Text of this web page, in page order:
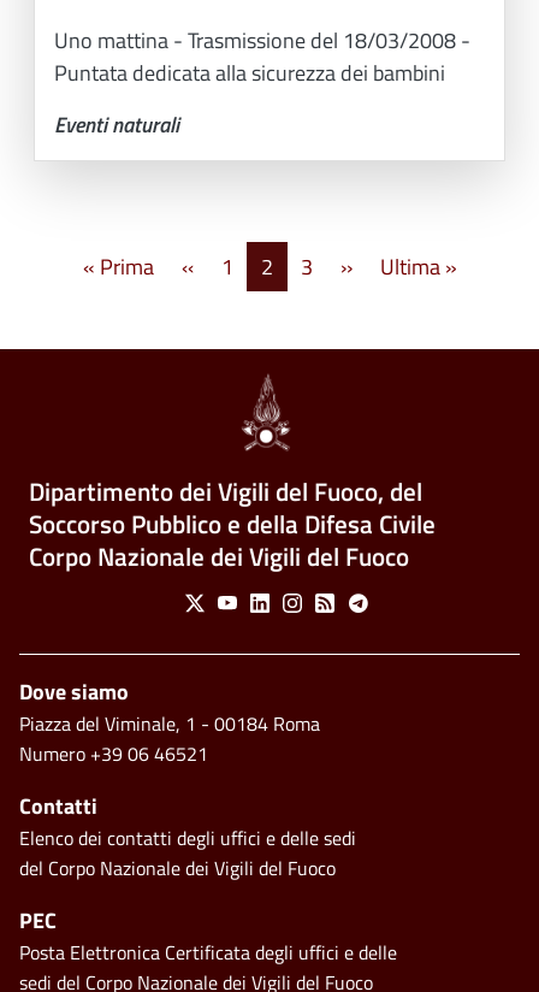
Uno mattina - Trasmissione del 18/03/2008 -
Puntata dedicata alla sicurezza dei bambini
Eventi naturali
Paginazione
« PrimaPrima pagina
‹‹Pagina precedente
1 2 3 ››Pagina successiva
Ultima »Ultima
Dipartimento dei Vigili del Fuoco, del
Soccorso Pubblico e della Difesa Civile
Corpo Nazionale dei Vigili del Fuoco
Social Menu
X YoutubeLinkedinInstagram
Feed Telegram
Footer
Dove siamo
Piazza del Viminale, 1 - 00184 Roma
Numero +39 06 46521
Contatti
Elenco dei contatti degli uffici e delle sedi
del Corpo Nazionale dei Vigili del Fuoco
PEC
Posta Elettronica Certificata degli uffici e delle
sedi del Corpo Nazionale dei Vigili del Fuoco